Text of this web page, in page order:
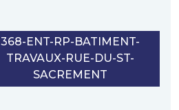
368-ENT-RP-BATIMENT-
TRAVAUX-RUE-DU-ST-
SACREMENT